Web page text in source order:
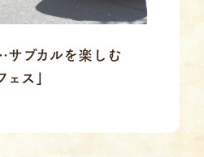
ブカルを楽しむ
ス」